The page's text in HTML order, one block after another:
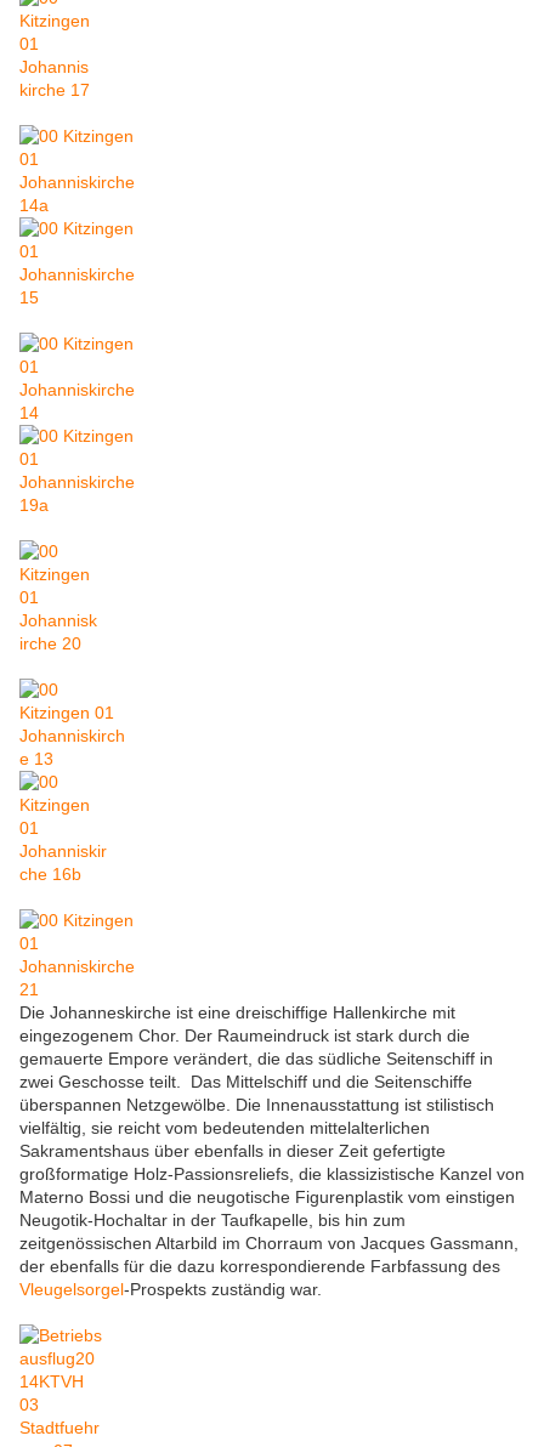
Die Johanneskirche ist eine dreischiffige Hallenkirche mit
eingezogenem Chor. Der Raumeindruck ist stark durch die
gemauerte Empore verändert, die das südliche Seitenschiff in
zwei Geschosse teilt. Das Mittelschiff und die Seitenschiffe
überspannen Netzgewölbe. Die Innenausstattung ist stilistisch
vielfältig, sie reicht vom bedeutenden mittelalterlichen
Sakramentshaus über ebenfalls in dieser Zeit gefertigte
großformatige Holz-Passionsreliefs, die klassizistische Kanzel von
Materno Bossi und die neugotische Figurenplastik vom einstigen
Neugotik-Hochaltar in der Taufkapelle, bis hin zum
zeitgenössischen Altarbild im Chorraum von Jacques Gassmann,
der ebenfalls für die dazu korrespondierende Farbfassung des
Vleugelsorgel-Prospekts zuständig war.